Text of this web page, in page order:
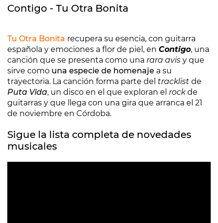
Contigo - Tu Otra Bonita
Tu Otra Bonita recupera su esencia, con guitarra
española y emociones a flor de piel, en Contigo, una
canción que se presenta como una rara avis y que
sirve como una especie de homenaje a su
trayectoria. La canción forma parte del tracklist de
Puta Vida, un disco en el que exploran el rockde
guitarras y que llega con una gira que arranca el 21
de noviembre en Córdoba.
Sigue la lista completa de novedades
musicales